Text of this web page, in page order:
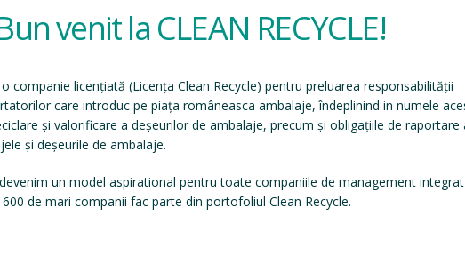
venit la CLEAN RECYCLE!
companie licențiată (Licența Clean Recycle) pentru preluarea responsabilității
care introduc pe piața româneasca ambalaje, îndeplinind in numele
și valorificare a deșeurilor de ambalaje, precum și obligațiile de raportare
și deșeurile de ambalaje.
un model aspirational pentru toate companiile de management
de mari companii fac parte din portofoliul Clean Recycle.